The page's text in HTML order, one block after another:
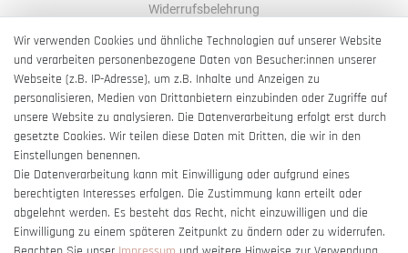
Widerrufsbelehrung
AGB
Impressum
Barrierefreiheitserklärung
Vertrag widerrufen
Wir verwenden Cookies und ähnliche Technologien auf unserer Website
und verarbeiten personenbezogene Daten von Besucher:innen unserer
Webseite (z.B. IP-Adresse), um z.B. Inhalte und Anzeigen zu
personalisieren, Medien von Drittanbietern einzubinden oder Zugriffe auf
unsere Website zu analysieren. Die Datenverarbeitung erfolgt erst durch
gesetzte Cookies. Wir teilen diese Daten mit Dritten, die wir in den
Einstellungen benennen.
Die Datenverarbeitung kann mit Einwilligung oder aufgrund eines
berechtigten Interesses erfolgen. Die Zustimmung kann erteilt oder
abgelehnt werden. Es besteht das Recht, nicht einzuwilligen und die
Einwilligung zu einem späteren Zeitpunkt zu ändern oder zu widerrufen.